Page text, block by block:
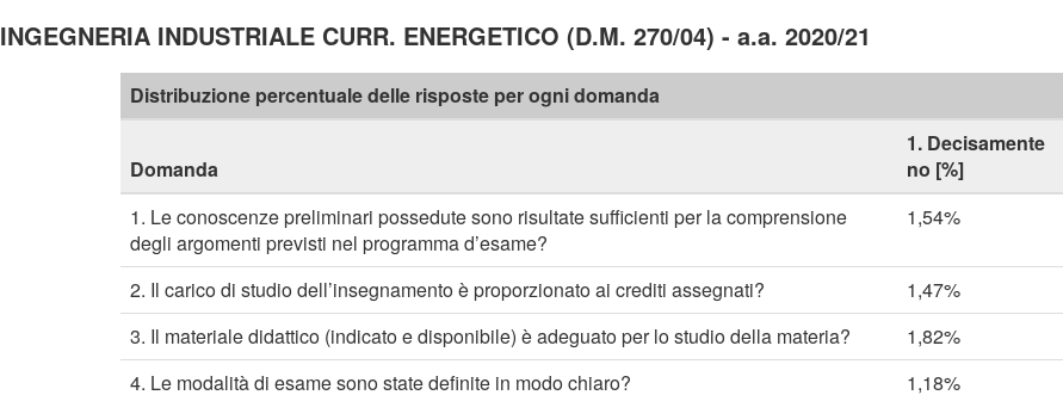
INGEGNERIA INDUSTRIALE CURR. ENERGETICO (D.M. 270/04) - a.a. 2020/21
Distribuzione percentuale delle risposte per ogni domanda
Domanda
1. Decisamente
no [%]
1. Le conoscenze preliminari possedute sono risultate sufficienti per la comprensione
degli argomenti previsti nel programma d’esame?
1,54%
2. Il carico di studio dell’insegnamento è proporzionato ai crediti assegnati? 1,47%
3. Il materiale didattico (indicato e disponibile) è adeguato per lo studio della materia?
1,82%
4. Le modalità di esame sono state definite in modo chiaro?
1,18%